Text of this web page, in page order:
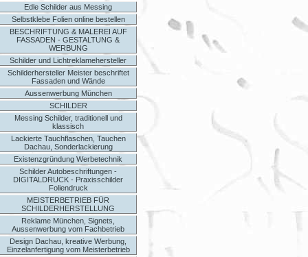
Edle Schilder aus Messing
Selbstklebe Folien online bestellen
BESCHRIFTUNG & MALEREI AUF
FASSADEN - GESTALTUNG &
WERBUNG
Schilder und Lichtreklamehersteller
Schilderhersteller Meister beschriftet
Fassaden und Wände
Aussenwerbung München
SCHILDER
Messing Schilder, traditionell und
klassisch
Lackierte Tauchflaschen, Tauchen
Dachau, Sonderlackierung
Existenzgründung Werbetechnik
Schilder Autobeschriftungen -
DIGITALDRUCK - Praxisschilder
Foliendruck
MEISTERBETRIEB FÜR
SCHILDERHERSTELLUNG
Reklame München, Signets,
Aussenwerbung vom Fachbetrieb
Design Dachau, kreative Werbung,
Einzelanfertigung vom Meisterbetrieb